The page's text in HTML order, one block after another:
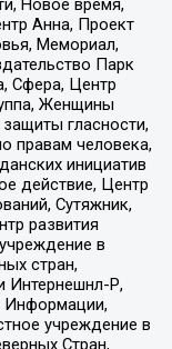
Новое время,
Анна, Проект
Мемориал,
Парк
Сфера, Центр
Женщины
гласности,
правам человека,
инициатив
действие, Центр
Сутяжник,
развития
в
стран,
Интернешнл-Р,
Информации,
учреждение в
Стран,